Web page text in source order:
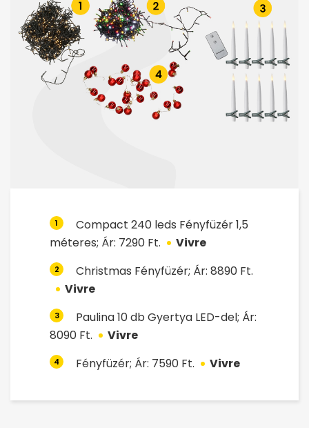
1
Compact 240 leds Fényfüzér 1,5
méteres; Ár: 7290 Ft.
Vivre
2
Christmas Fényfüzér; Ár: 8890 Ft.
Vivre
3
Paulina 10 db Gyertya LED-del; Ár:
8090 Ft.
Vivre
4 Fényfüzér; Ár: 7590 Ft. Vivre